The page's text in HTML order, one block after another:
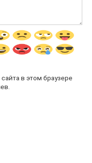
в этом браузере